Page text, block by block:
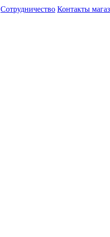
Сотрудничество Контакты